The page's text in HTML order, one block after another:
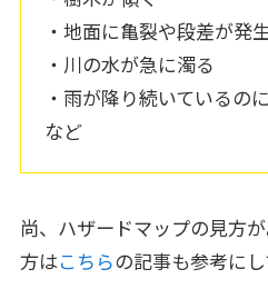
・地面に亀裂や段差が発
・川の水が急に濁る
・雨が降り続いているの
など
尚、ハザードマップの見方
方はこちらの記事も参考にし